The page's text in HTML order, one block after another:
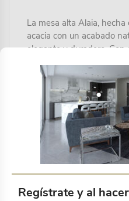
La mesa alta Alaia,
acacia con un acabado
elegante y duradero.
sofisticación a cualquier
Productos
Regístrate y al